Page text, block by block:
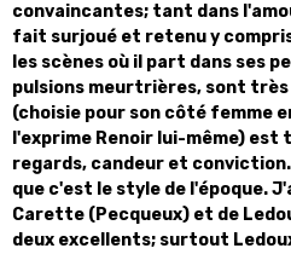
convaincantes; tant dans
fait surjoué et retenu y
les scènes où il part dans ses
pulsions meurtrières, sont très
(choisie pour son côté femme
l'exprime Renoir lui-même) est
regards, candeur et
que c'est le style de l'époque.
Carette (Pecqueux) et de
deux excellents; surtout